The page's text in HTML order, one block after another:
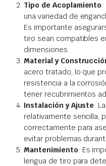
Tipo de Acoplamiento:
una variedad de
Es importante
tiro sean compatibles
dimensiones.
Material y
acero tratado, lo que
resistencia a la
tener recubrimientos
Instalación y Ajuste:
relativamente sencilla,
correctamente para
evitar problemas
Mantenimiento: Es
lengua de tiro para